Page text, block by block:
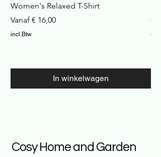
Women's Relaxed T-Shirt
Vanaf € 16,00
Verkoopprijs
incl.Btw
In winkelwagen
Prijs
€
Cosy Home and Garden